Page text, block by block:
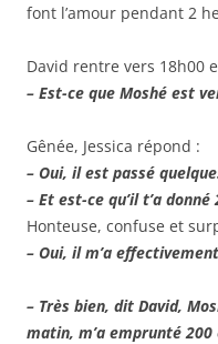
font l’amour pendant 2
David rentre vers 18h00
– Est-ce que Moshé est
Gênée, Jessica répond :
– Oui, il est passé
– Et est-ce qu’il t’a donné
Honteuse, confuse et
– Oui, il m’a
– Très bien, dit David,
matin, m’a emprunté